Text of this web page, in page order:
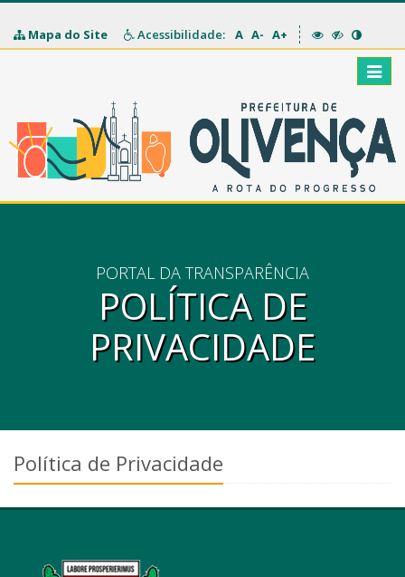
Mapa do Site Acessibilidade: A A- A+
Toggle
PORTAL DA TRANSPARÊNCIA
POLÍTICA DE
PRIVACIDADE
Política de Privacidade